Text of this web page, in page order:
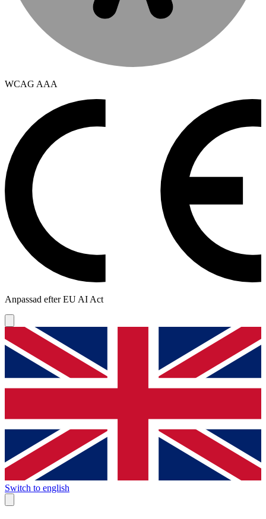
WCAG AAA
Anpassad efter EU AI Act
Switch to english